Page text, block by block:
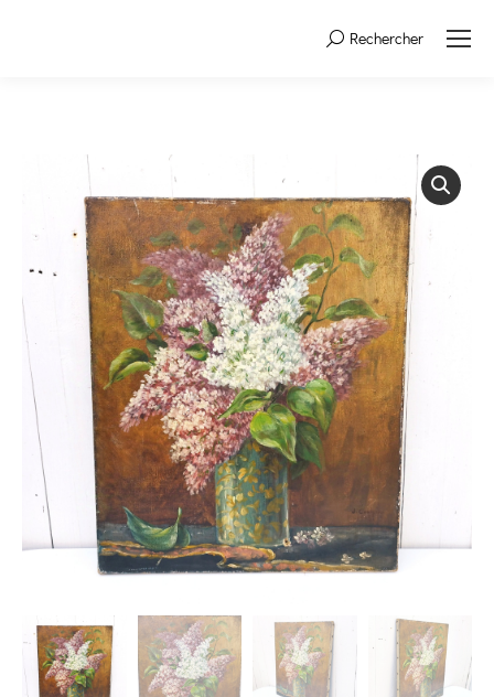
Search:Rechercher